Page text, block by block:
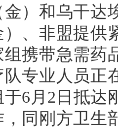
金）和乌干达
）、非盟提供
携带急需药
队专业人员正
于6月2日抵
，同刚方卫生